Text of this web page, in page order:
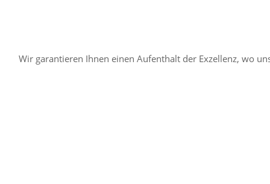
Wir garantieren Ihnen einen Aufenthalt der Exzellenz, wo